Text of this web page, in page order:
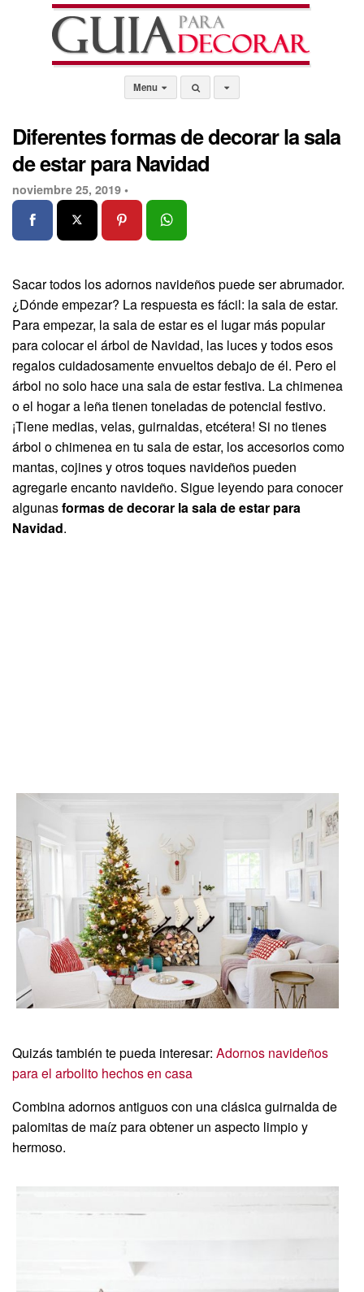
Menu
Diferentes formas de decorar la sala
de estar para Navidad
noviembre 25, 2019 •
Sacar todos los adornos navideños puede ser abrumador.
¿Dónde empezar? La respuesta es fácil: la sala de estar.
Para empezar, la sala de estar es el lugar más popular
para colocar el árbol de Navidad, las luces y todos esos
regalos cuidadosamente envueltos debajo de él. Pero el
árbol no solo hace una sala de estar festiva. La chimenea
o el hogar a leña tienen toneladas de potencial festivo.
¡Tiene medias, velas, guirnaldas, etcétera! Si no tienes
árbol o chimenea en tu sala de estar, los accesorios como
mantas, cojines y otros toques navideños pueden
agregarle encanto navideño. Sigue leyendo para conocer
algunasformas de decorar la sala de estar para
Navidad.
Quizás también te pueda interesar: Adornos navideños
para el arbolito hechos en casa
Combina adornos antiguos con una clásica guirnalda de
palomitas de maíz para obtener un aspecto limpio y
hermoso.